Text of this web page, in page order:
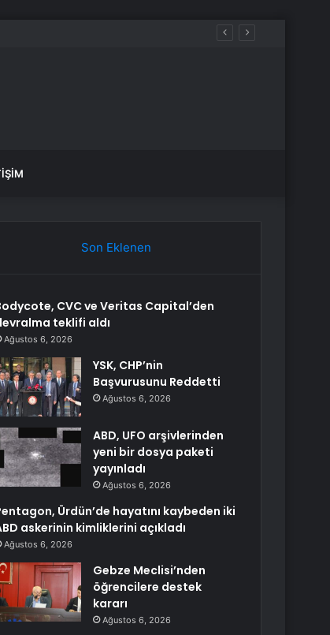
Son Eklenen
CVC ve Veritas Capital’den
teklifi aldı
Ağustos 6, 2026
YSK, CHP’nin
Başvurusunu Reddetti
Ağustos 6, 2026
ABD, UFO arşivlerinden
yeni bir dosya paketi
yayınladı
Ağustos 6, 2026
Ürdün’de hayatını kaybeden iki
askerinin kimliklerini açıkladı
Ağustos 6, 2026
Gebze Meclisi’nden
öğrencilere destek
kararı
Ağustos 6, 2026